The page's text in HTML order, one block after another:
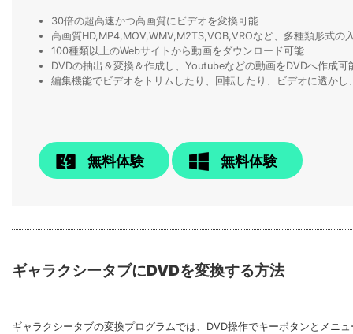
30倍の超高速かつ高画質にビデオを変換可能
高画質HD,MP4,MOV,WMV,M2TS,VOB,VROなど、多種類形式の
100種類以上のWebサイトから動画をダウンロード可能
DVDの抽出＆変換＆作成し、Youtubeなどの動画をDVDへ作成可
編集機能でビデオをトリムしたり、回転したり、ビデオに透か
無料体験 無料体験
ギャラクシータブにDVDを変換する方法
ギャラクシータブの変換プログラムでは、DVD操作でキーボタンとメニ